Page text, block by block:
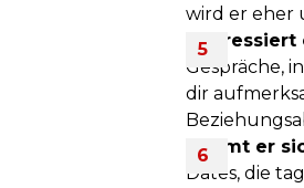
wird er eher
Gespräche,
dir
Nimmt er
Dates, die